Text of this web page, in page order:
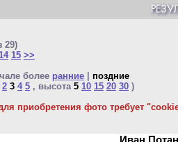
29)
15 >>
более ранние
поздние
2 3 4 5 , высота 5 10 15 20 30 )
приобретения фото требует
Иван